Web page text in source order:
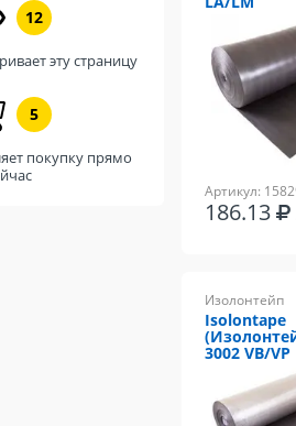
12
эту страницу
5
покупку прямо
Артикул:
186.13
Изолонтейп
Isolontape
3002 VB/VP